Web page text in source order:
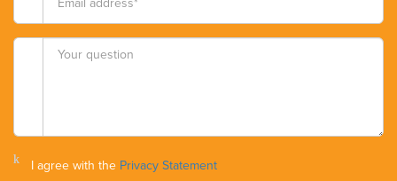
I agree with the Privacy Statement